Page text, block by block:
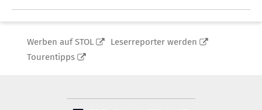
Werben auf STOL
Leserreporter werden
Tourentipps